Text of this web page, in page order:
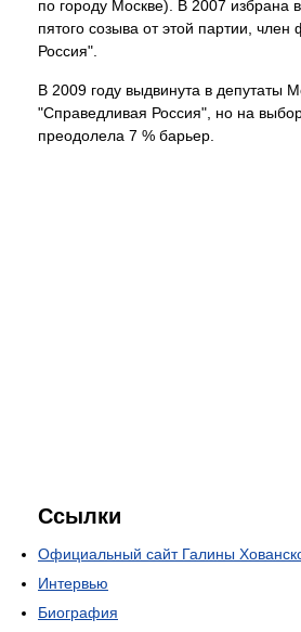
по городу Москве). В 2007 избрана
пятого созыва от этой партии,
Россия".
В 2009 году выдвинута в депутаты
"Справедливая Россия", но на
преодолела 7 % барьер.
Ссылки
Официальный сайт Галины
Интервью
Биография